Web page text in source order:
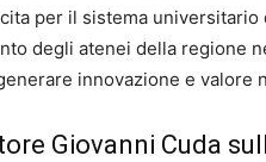
per il sistema universitario
degli atenei della regione
innovazione e valore
Giovanni Cuda